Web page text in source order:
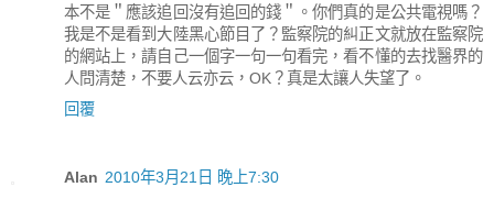
本不是＂應該追回沒有追回的錢＂。你們真的是公共電視嗎？
我是不是看到大陸黑心節目了？監察院的糾正文就放在監察院
的網站上，請自己一個字一句一句看完，看不懂的去找醫界的
人問清楚，不要人云亦云，OK？真是太讓人失望了。
回覆
Alan 2010年3月21日 晚上7:30